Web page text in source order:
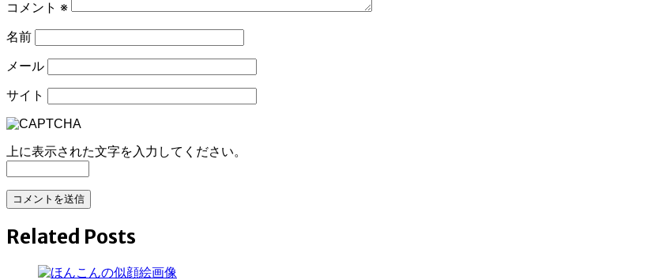
ョ
ン
コメント ※
名前
メール
サイト
上に表示された文字を入力してください。
Related Posts